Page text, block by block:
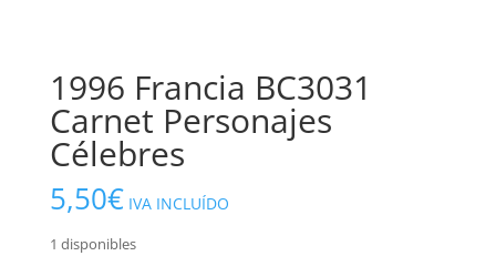
1996 Francia BC3031
Carnet Personajes
Célebres
5,50€ IVA INCLUÍDO
1 disponibles